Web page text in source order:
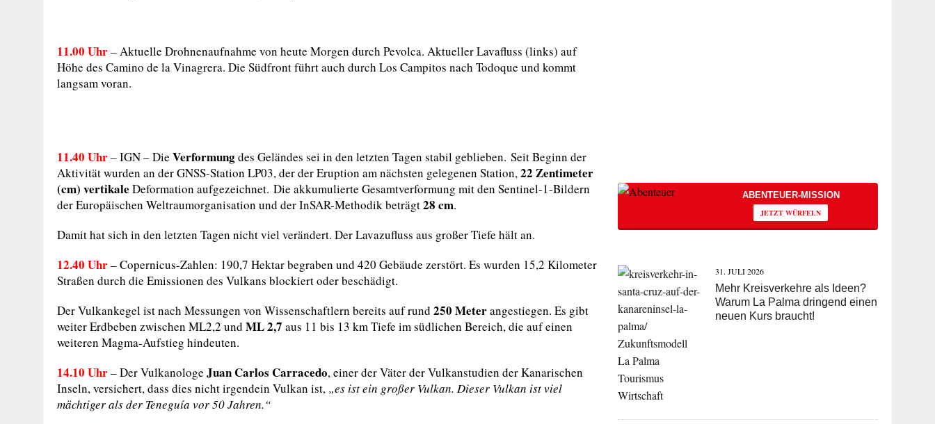
11.00 Uhr– Aktuelle Drohnenaufnahme von heute Morgen durch Pevolca. Aktueller Lavafluss (links) auf
Höhe des Camino de la Vinagrera. Die Südfront führt auch durch Los Campitos nach Todoque und kommt
langsam voran.
11.40 Uhr– IGN – Die Verformungdes Geländes sei in den letzten Tagen stabil geblieben. Seit Beginn der
Aktivität wurden an der GNSS-Station LP03, der der Eruption am nächsten gelegenen Station,22 Zentimeter
(cm) vertikale Deformation aufgezeichnet. Die akkumulierte Gesamtverformung mit den Sentinel-1-Bildern
der Europäischen Weltraumorganisation und der InSAR-Methodik beträgt28 cm.
Damit hat sich in den letzten Tagen nicht viel verändert. Der Lavazufluss aus großer Tiefe hält an.
12.40 Uhr– Copernicus-Zahlen: 190,7 Hektar begraben und 420 Gebäude zerstört. Es wurden 15,2 Kilometer
Straßen durch die Emissionen des Vulkans blockiert oder beschädigt.
Der Vulkankegel ist nach Messungen von Wissenschaftlern bereits auf rund 250 Meterangestiegen. Es gibt
weiter Erdbeben zwischen ML2,2 und ML 2,7 aus 11 bis 13 km Tiefe im südlichen Bereich, die auf einen
weiteren Magma-Aufstieg hindeuten.
14.10 Uhr– Der Vulkanologe Juan Carlos Carracedo, einer der Väter der Vulkanstudien der Kanarischen
Inseln, versichert, dass dies nicht irgendein Vulkan ist, „es ist ein großer Vulkan. Dieser Vulkan ist viel
mächtiger als der Teneguía vor 50 Jahren.“
ABENTEUER-MISSION
JETZT WÜRFELN
31. JULI 2026
Mehr Kreisverkehre als Ideen?
Warum La Palma dringend einen
neuen Kurs braucht!